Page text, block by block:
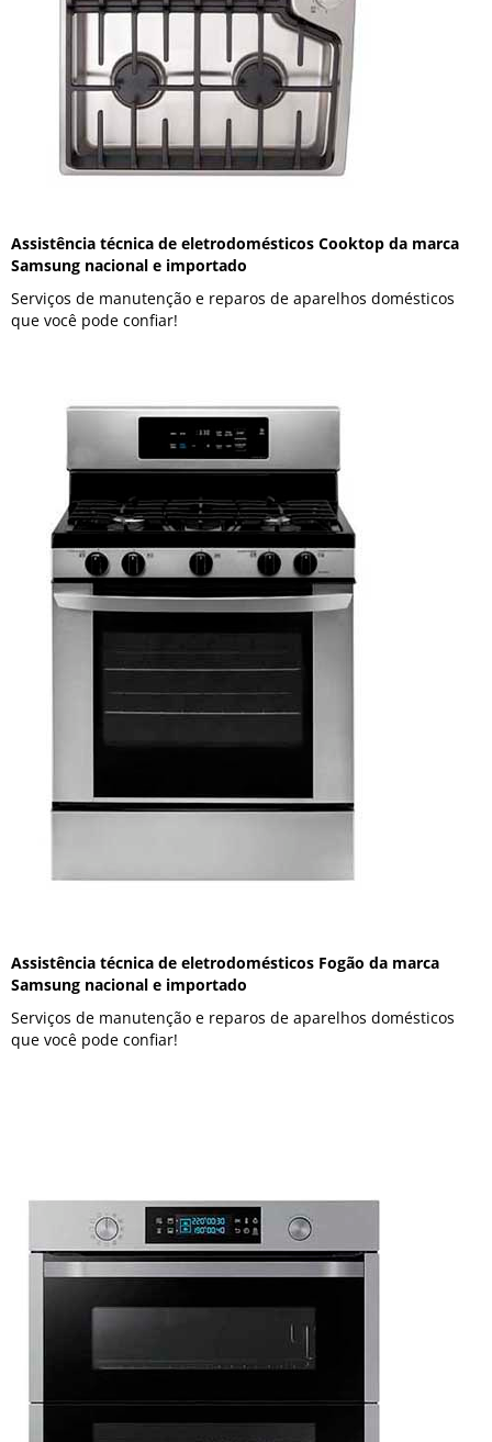
Assistência técnica de eletrodomésticos Cooktop da marca
Samsung nacional e importado
Serviços de manutenção e reparos de aparelhos domésticos
que você pode confiar!
Assistência técnica de eletrodomésticos Fogão da marca
Samsung nacional e importado
Serviços de manutenção e reparos de aparelhos domésticos
que você pode confiar!